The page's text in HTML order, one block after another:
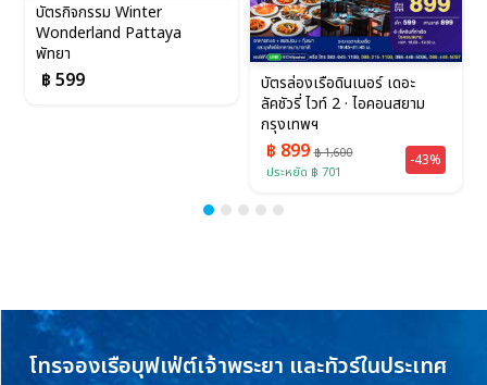
บัตรกิจกรรม Winter
Wonderland Pattaya
พัทยา
฿ 599
บัตรล่องเรือดินเนอร์ เดอะ
ลัคชัวรี่ ไวท์ 2 · ไอคอนสยาม
กรุงเทพฯ
฿ 899฿ 1,600
ประหยัด ฿ 701
-43%
โทรจองเรือบุฟเฟ่ต์เจ้าพระยา และทัวร์ในประเทศ